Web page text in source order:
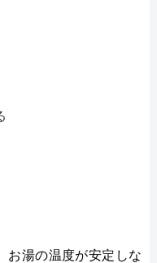
お湯の温度が安定しな